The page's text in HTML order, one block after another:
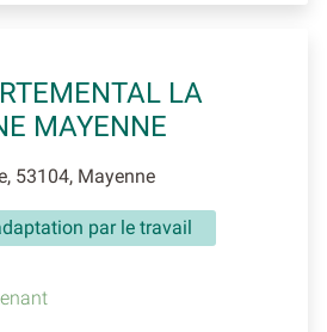
LA
MAYENNE
53104, Mayenne
par le travail